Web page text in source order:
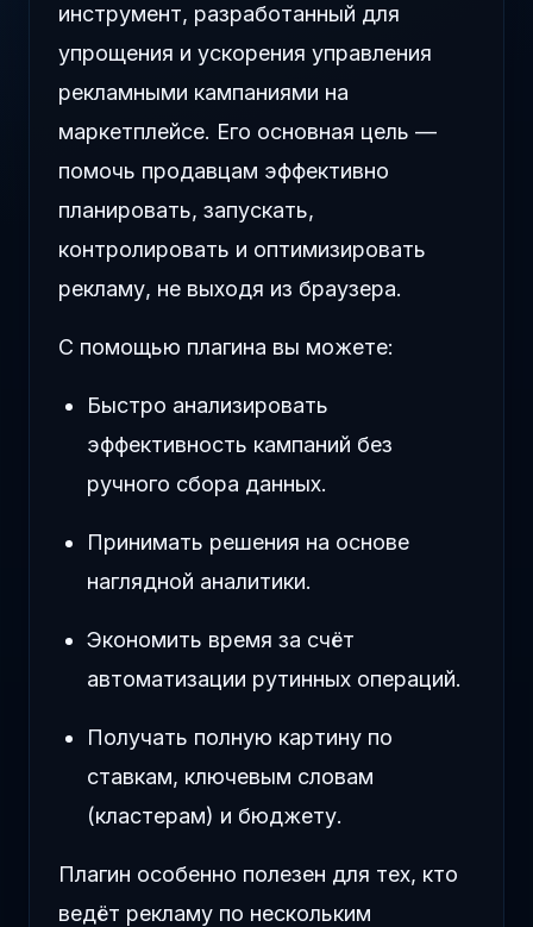
инструмент, разработанный для
упрощения и ускорения управления
рекламными кампаниями на
маркетплейсе. Его основная цель —
помочь продавцам эффективно
планировать, запускать,
контролировать и оптимизировать
рекламу, не выходя из браузера.
С помощью плагина вы можете:
Быстро анализировать
эффективность кампаний без
ручного сбора данных.
Принимать решения на основе
наглядной аналитики.
Экономить время за счёт
автоматизации рутинных операций.
Получать полную картину по
ставкам, ключевым словам
(кластерам) и бюджету.
Плагин особенно полезен для тех, кто
ведёт рекламу по нескольким